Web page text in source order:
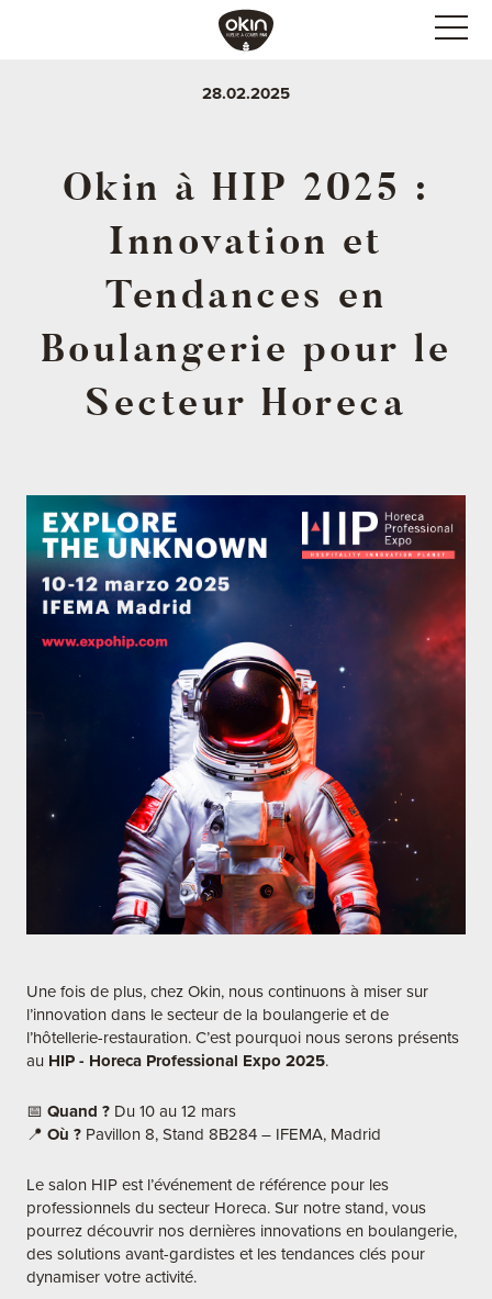
28.02.2025
Okin à HIP 2025 :
Innovation et
Tendances en
Boulangerie pour le
Secteur Horeca
Une fois de plus, chez Okin, nous continuons à miser sur
l’innovation dans le secteur de la boulangerie et de
l’hôtellerie-restauration. C’est pourquoi nous serons présents
au HIP - Horeca Professional Expo 2025.
📅 Quand ? Du 10 au 12 mars
📍 Où ? Pavillon 8, Stand 8B284 – IFEMA, Madrid
Le salon HIP est l’événement de référence pour les
professionnels du secteur Horeca. Sur notre stand, vous
pourrez découvrir nos dernières innovations en boulangerie,
des solutions avant-gardistes et les tendances clés pour
dynamiser votre activité.